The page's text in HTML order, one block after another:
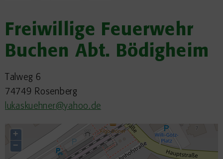
Freiwillige Feuerwehr
Buchen Abt. Bödigheim
Talweg 6
74749 Rosenberg
lukaskuehner@yahoo.de
+
−